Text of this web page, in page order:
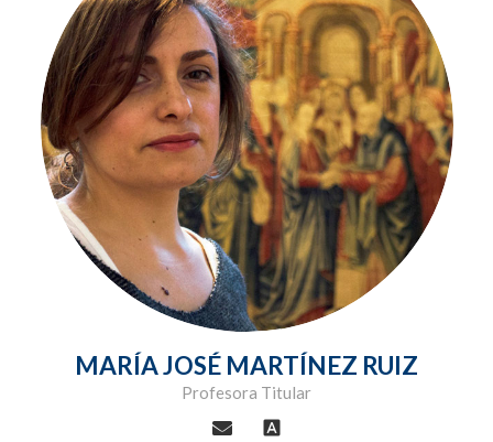
MARÍA JOSÉ MARTÍNEZ RUIZ
Profesora Titular
font_download